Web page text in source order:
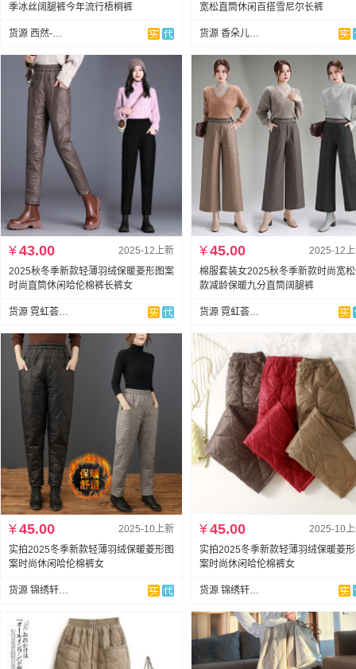
季冰丝阔腿裤今年流行梧桐裤
货源 西然-全店现货
宽松直筒休闲百搭雪尼尔长裤
货源 香朵儿（全店做货）
2025-12上新
¥43.00
2025秋冬季新款轻薄羽绒保暖菱形图案
时尚直筒休闲哈伦棉裤长裤女
货源 霓虹荟时尚女裤
2025-12
¥45.00
棉服套装女2025秋冬季新款时尚宽
款减龄保暖九分直筒阔腿裤
货源 霓虹荟时尚女裤
2025-10上新
¥45.00
实拍2025冬季新款轻薄羽绒保暖菱形图
案时尚休闲哈伦棉裤女
货源 锦绣轩大码
2025-10
¥45.00
实拍2025冬季新款轻薄羽绒保暖菱
案时尚休闲哈伦棉裤女
货源 锦绣轩大码